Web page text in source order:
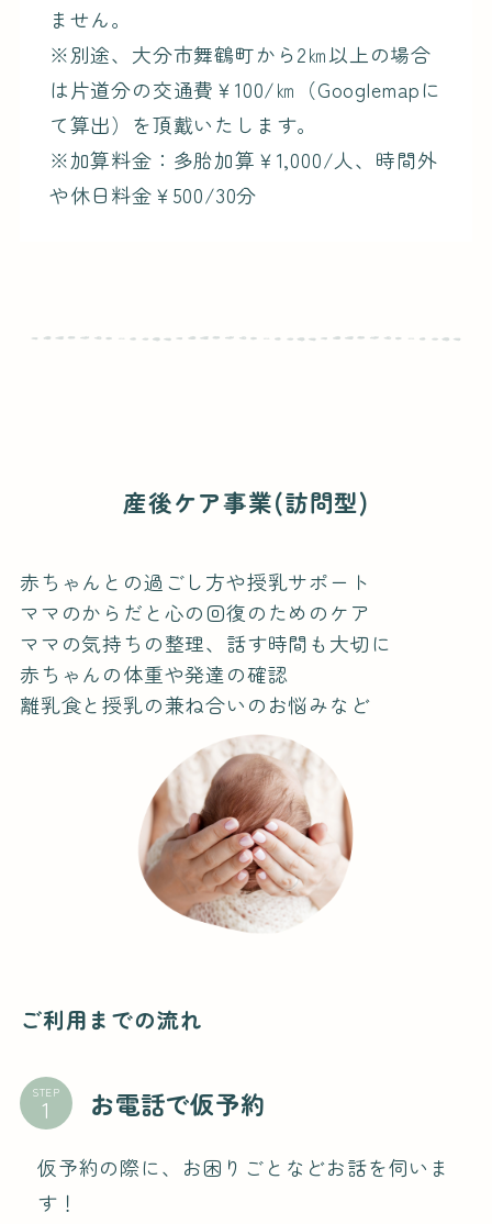
ません。
※別途、大分市舞鶴町から2㎞以上の場合
は片道分の交通費￥100/㎞（Googlemapに
て算出）を頂戴いたします。
※加算料金：多胎加算￥1,000/人、時間外
や休日料金￥500/30分
産後ケア事業(訪問型)
赤ちゃんとの過ごし方や授乳サポート
ママのからだと心の回復のためのケア
ママの気持ちの整理、話す時間も大切に
赤ちゃんの体重や発達の確認
離乳食と授乳の兼ね合いのお悩みなど
ご利用までの流れ
STEP お電話で仮予約
仮予約の際に、お困りごとなどお話を伺いま
す！